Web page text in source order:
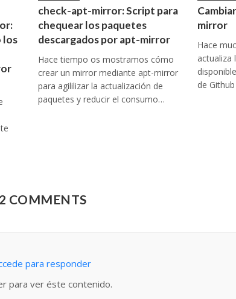
los
check-apt-mirror: Script para
chequear los paquetes
descargados por apt-mirror
Hace tiempo os mostramos cómo
crear un mirror mediante apt-mirror
para agililizar la actualización de
paquetes y reducir el consumo…
mirror
Hace
actualiza
de
COMMENTS
para responder
para ver éste contenido.